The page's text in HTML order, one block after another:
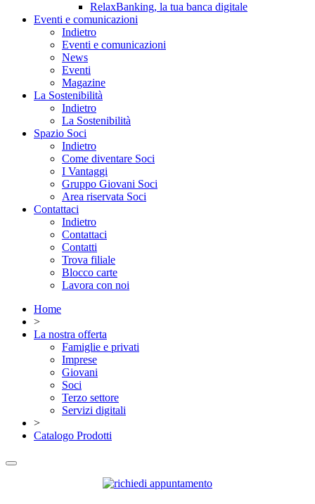
RelaxBanking, la tua banca digitale
Eventi e comunicazioni
Indietro
Eventi e comunicazioni
News
Eventi
Magazine
La Sostenibilità
Indietro
La Sostenibilità
Spazio Soci
Indietro
Come diventare Soci
I Vantaggi
Gruppo Giovani Soci
Area riservata Soci
Contattaci
Indietro
Contattaci
Contatti
Trova filiale
Blocco carte
Lavora con noi
Home
>
La nostra offerta
Famiglie e privati
Imprese
Giovani
Soci
Terzo settore
Servizi digitali
>
Catalogo Prodotti